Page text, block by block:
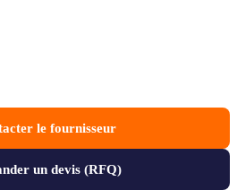
le fournisseur
un devis (RFQ)